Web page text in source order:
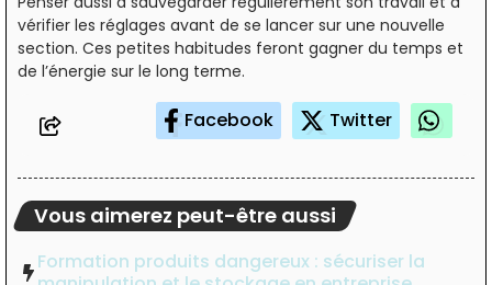
vérifier les réglages avant de se lancer sur une nouvelle
section. Ces petites habitudes feront gagner du temps et
de l’énergie sur le long terme.
Facebook Twitter
Vous aimerez peut-être aussi
Formation produits dangereux : sécuriser la